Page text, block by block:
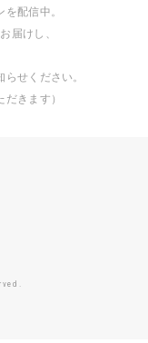
配信中。
届けし、
せください。
きます）